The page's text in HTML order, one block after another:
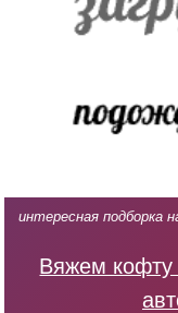
интересная подборка
Вяжем кофту